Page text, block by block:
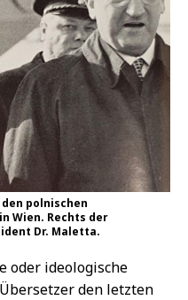
polnischen
Wien. Rechts der
Dr. Maletta.
oder ideologische
den letzten